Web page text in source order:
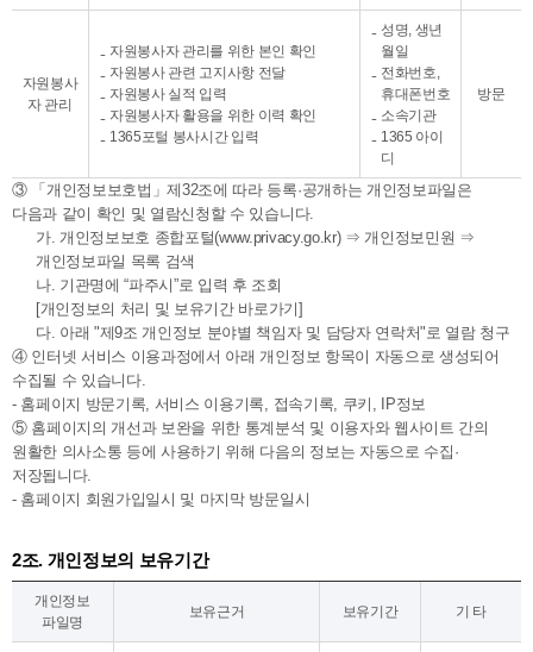
자원봉사
자 관리
자원봉사자 관리를 위한 본인 확인
자원봉사 관련 고지사항 전달
자원봉사 실적 입력
자원봉사자 활용을 위한 이력 확인
1365포털 봉사시간 입력
성명, 생년
월일
전화번호,
휴대폰번호
소속기관
1365 아이
디
방문
③ 「개인정보보호법」제32조에 따라 등록·공개하는 개인정보파일은
다음과 같이 확인 및 열람신청할 수 있습니다.
가. 개인정보보호 종합포털(www.privacy.go.kr) ⇒ 개인정보민원 ⇒
개인정보파일 목록 검색
나. 기관명에 “파주시”로 입력 후 조회
[개인정보의 처리 및 보유기간 바로가기]
다. 아래 "제9조 개인정보 분야별 책임자 및 담당자 연락처"로 열람 청구
④ 인터넷 서비스 이용과정에서 아래 개인정보 항목이 자동으로 생성되어
수집될 수 있습니다.
- 홈페이지 방문기록, 서비스 이용기록, 접속기록, 쿠키, IP정보
⑤ 홈페이지의 개선과 보완을 위한 통계분석 및 이용자와 웹사이트 간의
원활한 의사소통 등에 사용하기 위해 다음의 정보는 자동으로 수집·
저장됩니다.
- 홈페이지 회원가입일시 및 마지막 방문일시
2조. 개인정보의 보유기간
개인정보
파일명
보유근거 보유기간 기 타